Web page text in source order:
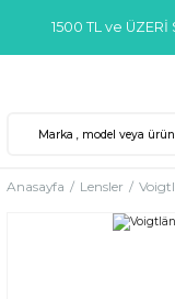
1500 TL ve ÜZERİ
Anasayfa Lensler